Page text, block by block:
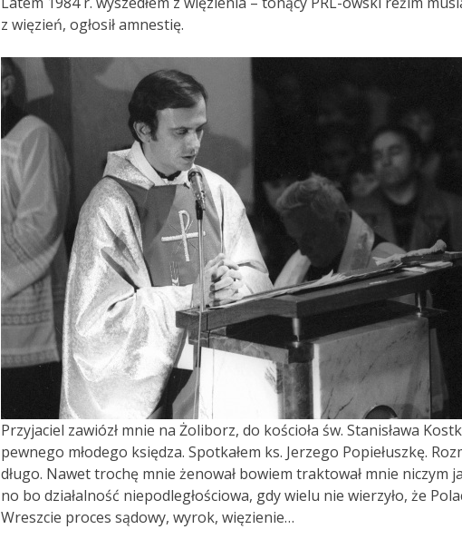
z więzień, ogłosił amnestię.
Przyjaciel zawiózł mnie na Żoliborz, do kościoła św. Stanisława
pewnego młodego księdza. Spotkałem ks. Jerzego Popiełuszkę.
długo. Nawet trochę mnie żenował bowiem traktował mnie niczym
no bo działalność niepodległościowa, gdy wielu nie wierzyło, że
Wreszcie proces sądowy, wyrok, więzienie…